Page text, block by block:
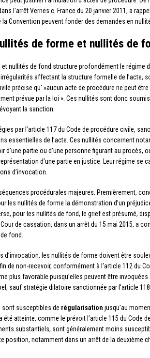
l’arrêt Vernes c. France du 20 janvier 2011, a
la Convention peuvent fonder des demandes en
de forme et nullités de
nullités de fond structure profondément le régime
affectant la structure formelle de l’acte,
précise qu' »aucun acte de procédure ne peut
prévue par la loi ». Ces nullités sont donc
la sanction.
par l’article 117 du Code de procédure civile,
essentielles de l’acte. Ces nullités concernent
d’une partie ou d’une personne figurant au procès,
d’une partie en justice. Leur régime se
d’invocation.
procédurales majeures. Premièrement,
les nullités de forme la démonstration d’un
pour les nullités de fond, le grief est présumé,
de cassation, dans un arrêt du 15 mai 2015, a
fond.
d’invocation, les nullités de forme doivent être
de non-recevoir, conformément à l’article 112 du
plus favorable puisqu’elles peuvent être
sauf stratégie dilatoire sanctionnée par l’article
susceptibles de régularisation jusqu’au
atteinte, comme le prévoit l’article 115 du Code
substantiels, sont généralement moins
position, notamment dans un arrêt de la deuxième